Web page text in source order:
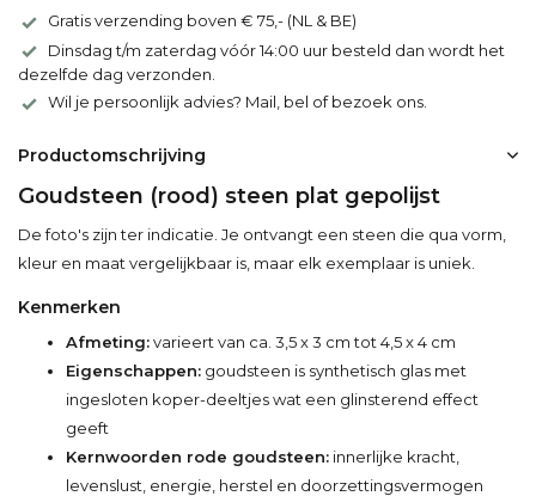
Gratis verzending boven € 75,- (NL & BE)
Dinsdag t/m zaterdag vóór 14:00 uur besteld dan wordt het
dezelfde dag verzonden.
Wil je persoonlijk advies? Mail, bel of bezoek ons.
Productomschrijving
Goudsteen (rood) steen plat gepolijst
De foto's zijn ter indicatie. Je ontvangt een steen die qua vorm,
kleur en maat vergelijkbaar is, maar elk exemplaar is uniek.
Kenmerken
Afmeting:varieert van ca. 3,5 x 3 cm tot 4,5 x 4 cm
Eigenschappen: goudsteen is synthetisch glas met
ingesloten koper-deeltjes wat een glinsterend effect
geeft
Kernwoorden rode goudsteen: innerlijke kracht,
levenslust, energie, herstel en doorzettingsvermogen